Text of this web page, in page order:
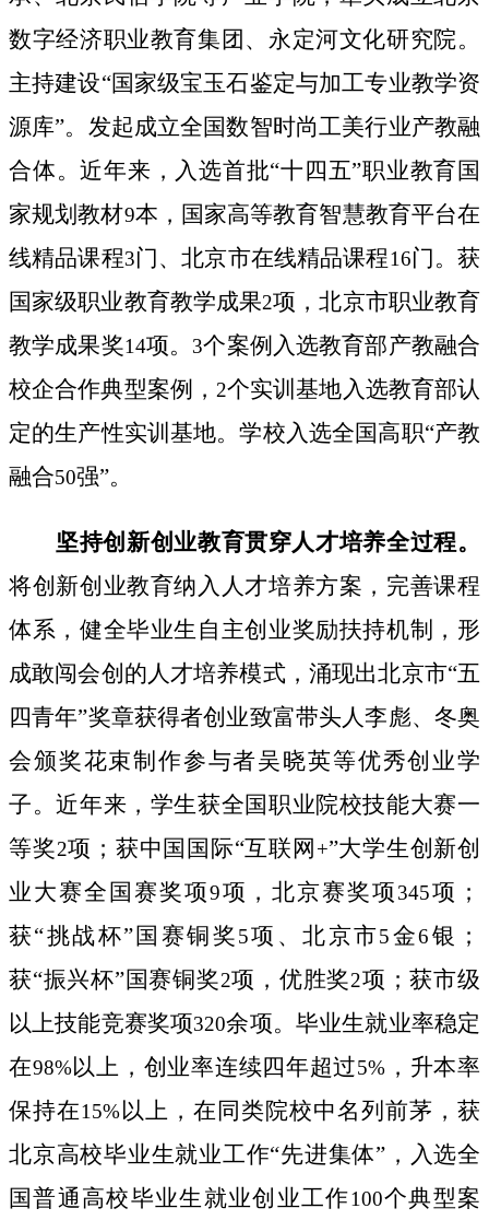
数字经济职业教育集团、永定河文化研究院。
主持建设“国家级宝玉石鉴定与加工专业教学资
源库”。发起成立全国数智时尚工美行业产教融
合体。近年来，入选首批“十四五”职业教育国
家规划教材9本，国家高等教育智慧教育平台在
线精品课程3门、北京市在线精品课程16门。获
国家级职业教育教学成果2项，北京市职业教育
教学成果奖14项。 3个案例入选教育部产教融合
校企合作典型案例， 2个实训基地入选教育部认
定的生产性实训基地。学校入选全国高职“产教
融合50强”。
坚持创新创业教育贯穿人才培养全过程。
将创新创业教育纳入人才培养方案，完善课程
体系， 健全毕业生自主创业奖励扶持机制， 形
成敢闯会创的人才培养模式，涌现出北京市“五
四青年”奖章获得者创业致富带头人李彪、冬奥
会颁奖花束制作参与者吴晓英等优秀创业学
子。近年来，学生获全国职业院校技能大赛一
等奖2项；获中国国际“互联网 +”大学生创新创
业大赛全国赛奖项9项，北京赛奖项345项；
获“挑战杯”国赛铜奖5项、北京市5金6银；
获“振兴杯”国赛铜奖2项，优胜奖2项；获市级
以上技能竞赛奖项320余项。毕业生就业率稳定
在98%以上，创业率连续四年超过5% ，升本率
保持在15%以上，在同类院校中名列前茅，获
北京高校毕业生就业工作“先进集体”，入选全
国普通高校毕业生就业创业工作100个典型案